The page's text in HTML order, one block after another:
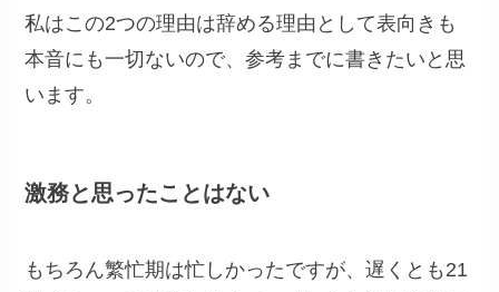
私はこの2つの理由は辞める理由として表向きも
本音にも一切ないので、参考までに書きたいと思
います。
激務と思ったことはない
もちろん繁忙期は忙しかったですが、遅くとも21